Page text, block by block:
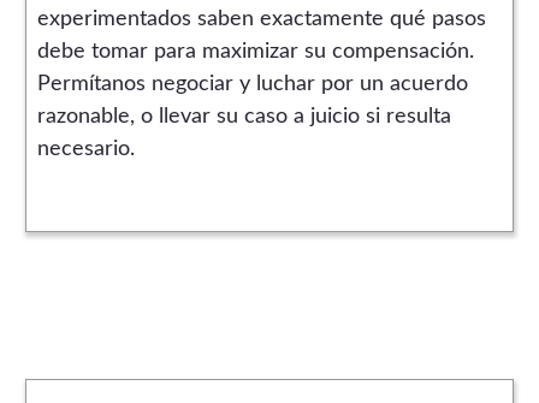
experimentados saben exactamente qué pasos
debe tomar para maximizar su compensación.
Permítanos negociar y luchar por un acuerdo
razonable, o llevar su caso a juicio si resulta
necesario.